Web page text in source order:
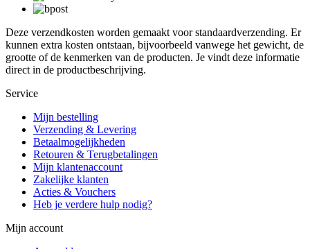
Deze verzendkosten worden gemaakt voor standaardverzending. Er
kunnen extra kosten ontstaan, bijvoorbeeld vanwege het gewicht, de
grootte of de kenmerken van de producten. Je vindt deze informatie
direct in de productbeschrijving.
Service
Mijn bestelling
Verzending & Levering
Betaalmogelijkheden
Retouren & Terugbetalingen
Mijn klantenaccount
Zakelijke klanten
Acties & Vouchers
Heb je verdere hulp nodig?
Mijn account